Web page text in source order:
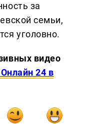
за
семьи,
уголовно.
видео
24 в